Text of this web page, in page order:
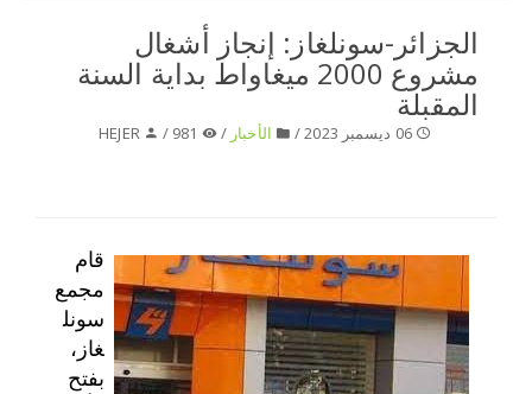
الجزائر-سونلغاز: إنجاز أشغال
مشروع 2000 ميغاواط بداية السنة
المقبلة
06 ديسمبر 2023 / الأخبار /
HEJER
قام
مجمع
سونل
غاز،
بفتح